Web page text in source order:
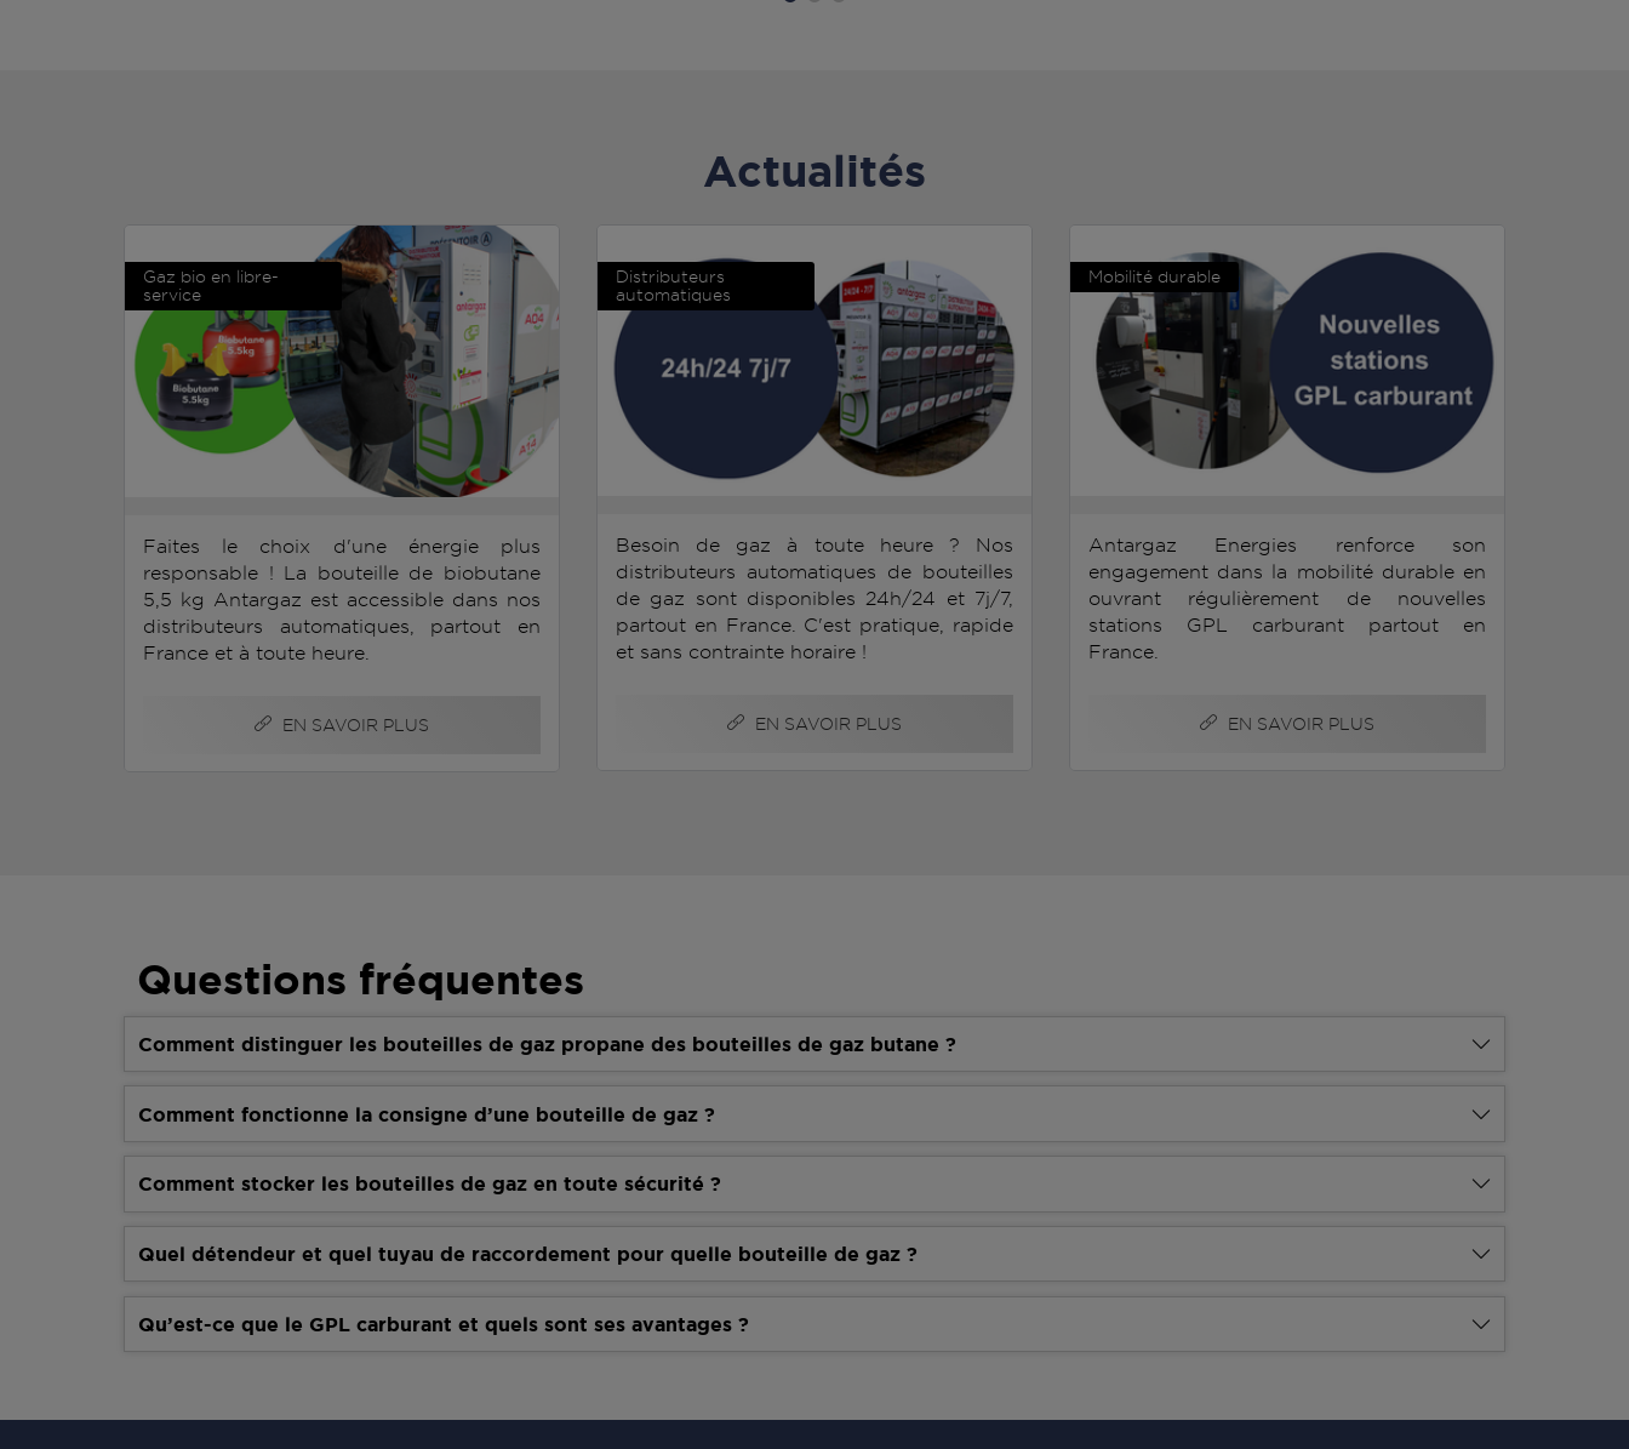
Actualités
Gaz bio en libre-
service
Faites le choix d'une énergie plus
responsable ! La bouteille de biobutane
5,5 kg Antargaz est accessible dans nos
distributeurs automatiques, partout en
France et à toute heure.
EN SAVOIR PLUS
Distributeurs
automatiques
Besoin de gaz à toute heure ? Nos
distributeurs automatiques de bouteilles
de gaz sont disponibles 24h/24 et 7j/7,
partout en France. C'est pratique, rapide
et sans contrainte horaire !
EN SAVOIR PLUS
Mobilité durable
Antargaz Energies renforce son
engagement dans la mobilité durable en
ouvrant régulièrement de nouvelles
stations GPL carburant partout en
France.
EN SAVOIR PLUS
Questions fréquentes
Comment distinguer les bouteilles de gaz propane des bouteilles de gaz butane ?
Comment fonctionne la consigne d’une bouteille de gaz ?
Comment stocker les bouteilles de gaz en toute sécurité ?
Quel détendeur et quel tuyau de raccordement pour quelle bouteille de gaz ?
Qu’est-ce que le GPL carburant et quels sont ses avantages ?